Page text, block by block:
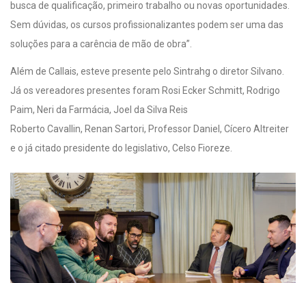
busca de qualificação, primeiro trabalho ou novas oportunidades.
Sem dúvidas, os cursos profissionalizantes podem ser uma das
soluções para a carência de mão de obra”.
Além de Callais, esteve presente pelo Sintrahg o diretor Silvano.
Já os vereadores presentes foram Rosi Ecker Schmitt, Rodrigo
Paim, Neri da Farmácia, Joel da Silva Reis
Roberto Cavallin, Renan Sartori, Professor Daniel, Cícero Altreiter
e o já citado presidente do legislativo, Celso Fioreze.